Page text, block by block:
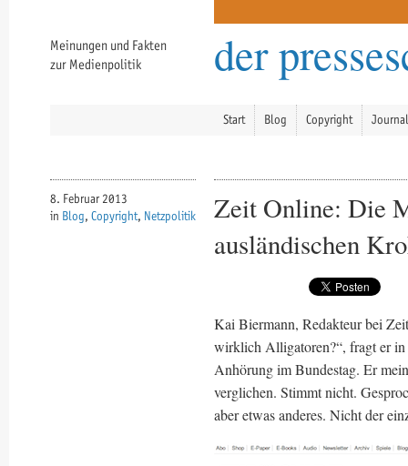
Meinungen und Fakten
zur Medienpolitik
der
Start Blog Copyright
8. Februar 2013
in Blog, Copyright, Netzpolitik
Zeit Online: Die
ausländischen
Kai Biermann, Redakteur bei
wirklich Alligatoren?“, fragt er
Anhörung im Bundestag. Er
verglichen. Stimmt nicht.
aber etwas anderes. Nicht der